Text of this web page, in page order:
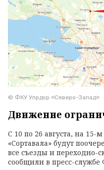
© ФКУ Упрдор «Северо-Запад»
Движение
С 10 по 26 августа, на 15-
«Сортавала» будут
все съезды и переходно-
сообщили в пресс-